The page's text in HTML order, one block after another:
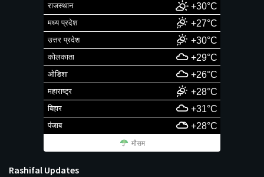
राजस्थान +30°C
मध्य प्रदेश +27°C
उत्तर प्रदेश +30°C
कोलकाता +29°C
ओडिशा +26°C
महाराष्ट्र +28°C
बिहार +31°C
पंजाब +28°C
मौसम
Rashifal Updates